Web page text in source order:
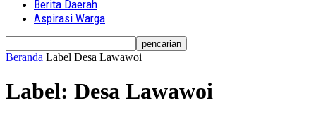
Berita Daerah
Aspirasi Warga
Beranda Label Desa Lawawoi
Label: Desa Lawawoi